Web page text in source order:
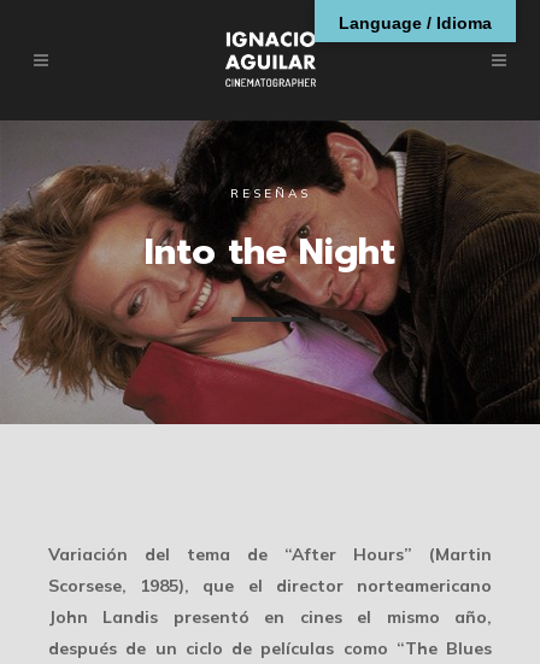
RESEÑAS
Into the Night
Variación del tema de “After Hours” (Martin
Scorsese, 1985), que el director norteamericano
John Landis presentó en cines el mismo año,
después de un ciclo de películas como “The Blues
Language / Idioma